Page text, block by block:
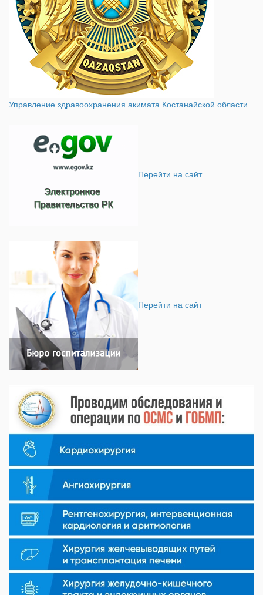
Управление здравоохранения акимата Костанайской области
Перейти на сайт
Перейти на сайт